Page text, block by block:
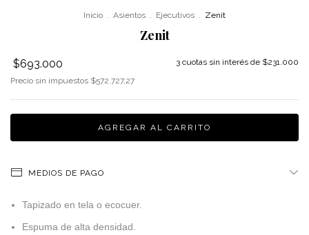
Inicio . Asientos . Ejecutivos . Zenit
Zenit
$693.000 3 cuotas sin interés de $231.000
Precio sin impuestos $572.727,27
MEDIOS DE PAGO
Tapizado en tela o ecocuer.
Espuma de alta densidad.